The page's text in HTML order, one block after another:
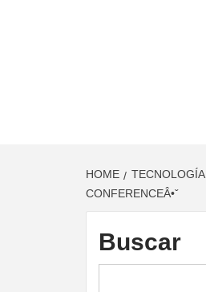
HOME TECNOLOGÍA
CONFERENCEÂ•ˇ
Buscar